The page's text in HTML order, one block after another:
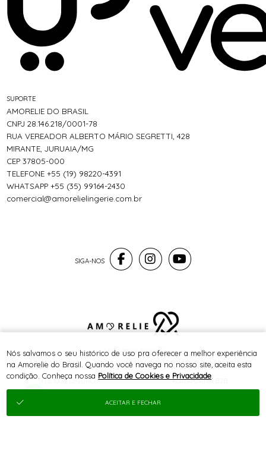
SITE 100% SEGURO PLATAFORMA B2B
SUPORTE
AMORELIE DO BRASIL
CNPJ 28.146.218/0001-78
RUA VEREADOR ALBERTO MÁRIO SEGRETTI, 428
MIRANTE, JURUAIA/MG
CEP 37805-000
TELEFONE +55 (19) 98220-4391
WHATSAPP +55 (35) 99164-2430
comercial@amorelielingerie.com.br
® TODOS DIREITOS RESERVADOS
Nós salvamos o seu histórico de uso pra oferecer a melhor experiência
na Amorelie do Brasil. Quando você navega no nosso site, aceita esta
condição. Conheça nossa Política de Cookies e Privacidade
ACEITAR E FECHAR